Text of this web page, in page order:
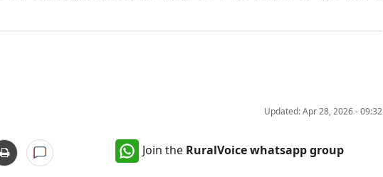
Updated: Apr 28, 2026 - 09:32
Join the RuralVoice whatsapp group